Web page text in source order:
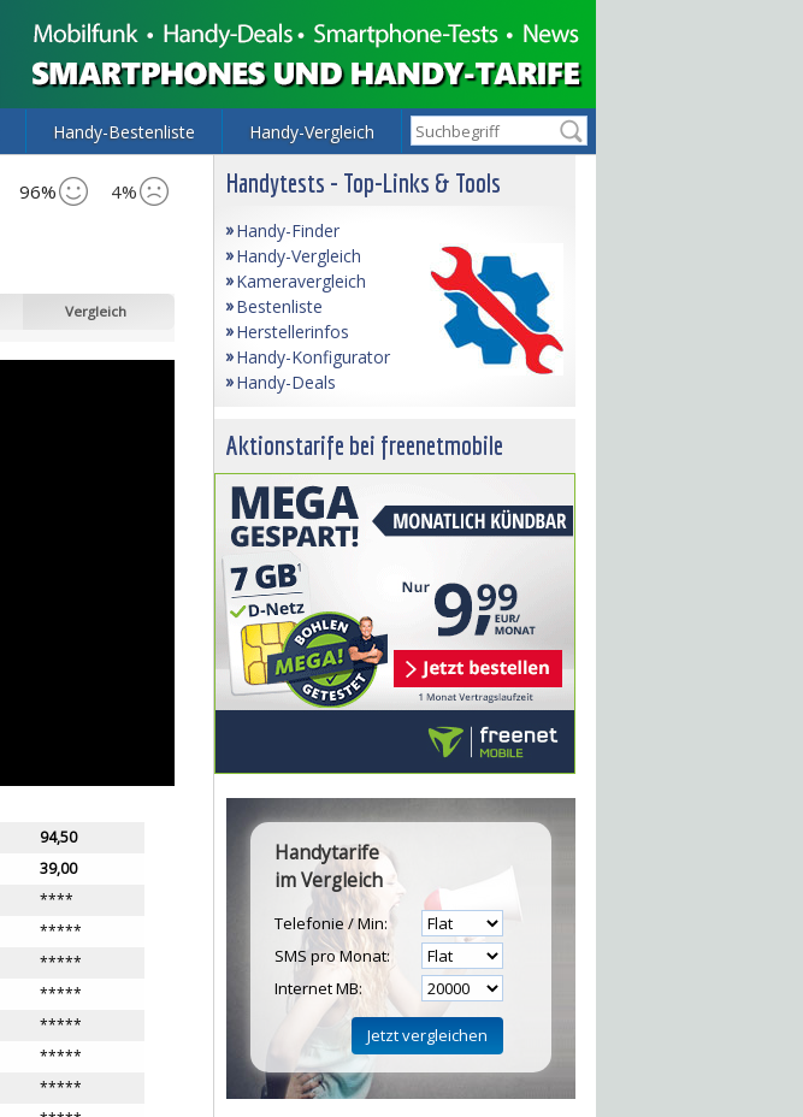
Handy-Bestenliste Handy-Vergleich
96% 4%
Vergleich
94,50
39,00
****
*****
*****
*****
*****
*****
*****
Handytests - Top-Links & Tools
Handy-Finder
Handy-Vergleich
Kameravergleich
Bestenliste
Herstellerinfos
Handy-Konfigurator
Handy-Deals
Aktionstarife bei freenetmobile
Handytarife
im Vergleich
Telefonie / Min:
SMS pro Monat:
Internet MB: